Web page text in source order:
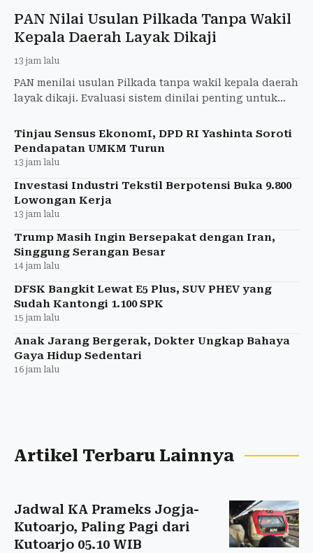
PAN Nilai Usulan Pilkada Tanpa Wakil
Kepala Daerah Layak Dikaji
13 jam lalu
PAN menilai usulan Pilkada tanpa wakil kepala daerah
layak dikaji. Evaluasi sistem dinilai penting untuk
Tinjau Sensus EkonomI, DPD RI Yashinta Soroti
Pendapatan UMKM Turun
13 jam lalu
Investasi Industri Tekstil Berpotensi Buka 9.800
Lowongan Kerja
13 jam lalu
Trump Masih Ingin Bersepakat dengan Iran,
Singgung Serangan Besar
14 jam lalu
DFSK Bangkit Lewat E5 Plus, SUV PHEV yang
Sudah Kantongi 1.100 SPK
15 jam lalu
Anak Jarang Bergerak, Dokter Ungkap Bahaya
Gaya Hidup Sedentari
16 jam lalu
Artikel Terbaru Lainnya
Jadwal KA Prameks Jogja-
Kutoarjo, Paling Pagi dari
Kutoarjo 05.10 WIB